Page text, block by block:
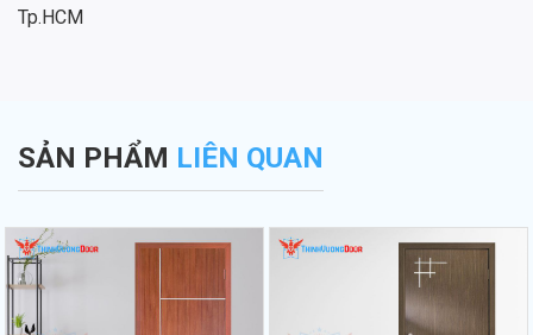
Tp.HCM
SẢN PHẨM LIÊN QUAN